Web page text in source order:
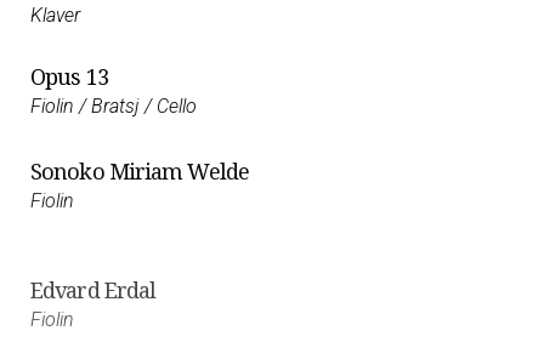
Klaver
Opus 13
Fiolin / Bratsj / Cello
Sonoko Miriam Welde
Fiolin
Fiolin